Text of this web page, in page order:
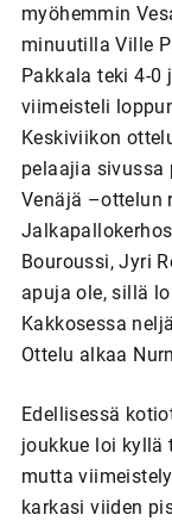
myöhemmin
minuutilla Ville
Pakkala teki 4-0
viimeisteli
Keskiviikon
pelaajia sivussa
Venäjä –ottelun
Bouroussi, Jyri
apuja ole, sillä
Kakkosessa
Ottelu alkaa
Edellisessä
joukkue loi kyllä
mutta
karkasi viiden